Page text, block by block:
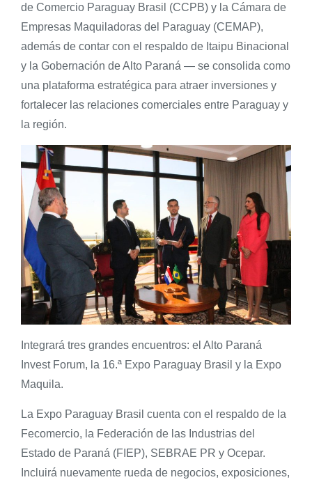
de Comercio Paraguay Brasil (CCPB) y la Cámara de
Empresas Maquiladoras del Paraguay (CEMAP),
además de contar con el respaldo de Itaipu Binacional
y la Gobernación de Alto Paraná — se consolida como
una plataforma estratégica para atraer inversiones y
fortalecer las relaciones comerciales entre Paraguay y
la región.
Integrará tres grandes encuentros: el Alto Paraná
Invest Forum, la 16.ª Expo Paraguay Brasil y la Expo
Maquila.
La Expo Paraguay Brasil cuenta con el respaldo de la
Fecomercio, la Federación de las Industrias del
Estado de Paraná (FIEP), SEBRAE PR y Ocepar.
Incluirá nuevamente rueda de negocios, exposiciones,